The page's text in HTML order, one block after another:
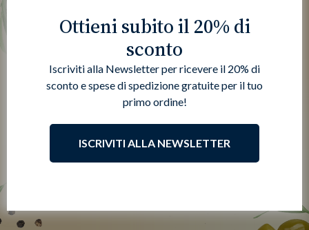
Ottieni subito il 20% di
sconto
Iscriviti alla Newsletter per ricevere il 20% di
sconto e spese di spedizione gratuite per il tuo
primo ordine!
ISCRIVITI ALLA NEWSLETTER